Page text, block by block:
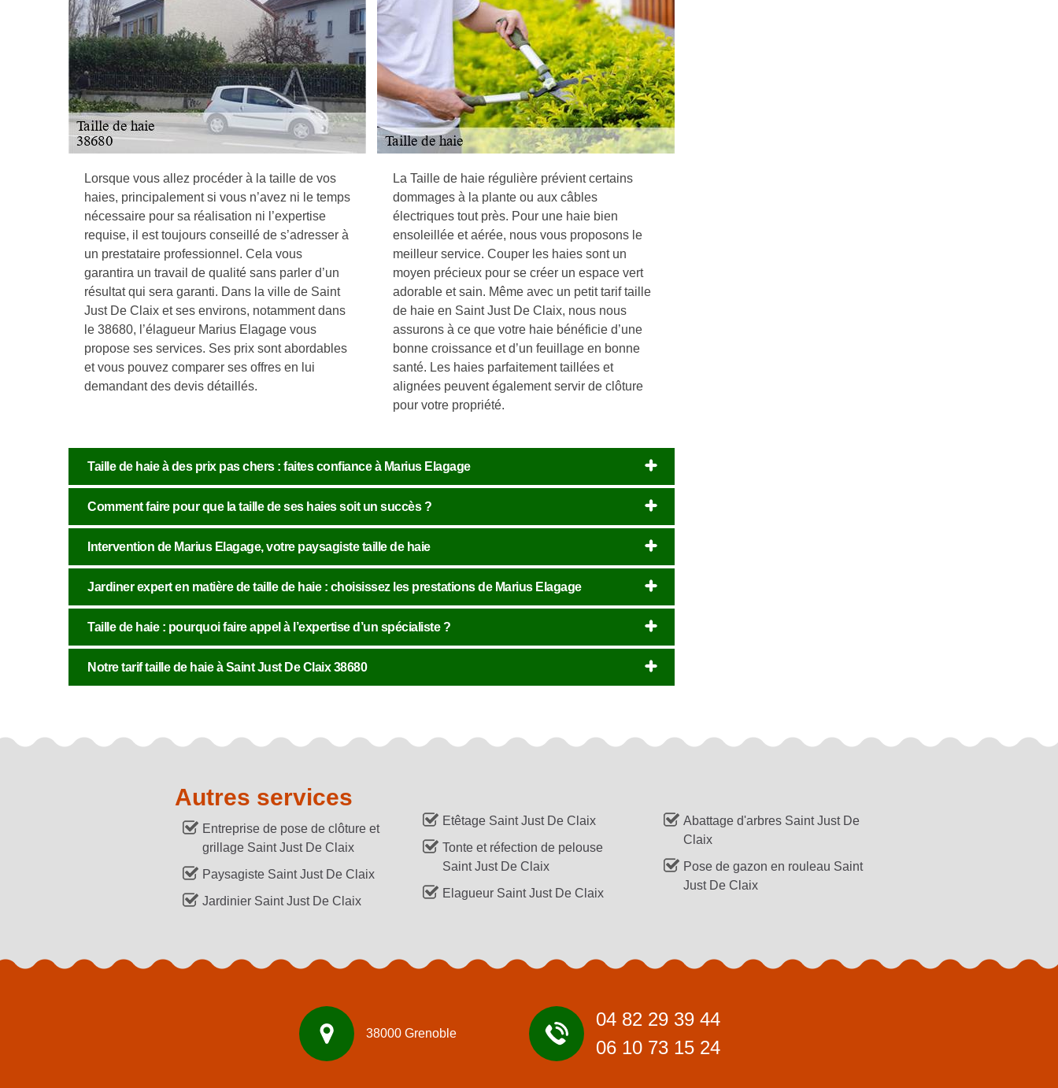
Lorsque vous allez procéder à la taille de vos
haies, principalement si vous n’avez ni le temps
nécessaire pour sa réalisation ni l’expertise
requise, il est toujours conseillé de s’adresser à
un prestataire professionnel. Cela vous
garantira un travail de qualité sans parler d’un
résultat qui sera garanti. Dans la ville de Saint
Just De Claix et ses environs, notamment dans
le 38680, l’élagueur Marius Elagage vous
propose ses services. Ses prix sont abordables
et vous pouvez comparer ses offres en lui
demandant des devis détaillés.
La Taille de haie régulière prévient certains
dommages à la plante ou aux câbles
électriques tout près. Pour une haie bien
ensoleillée et aérée, nous vous proposons le
meilleur service. Couper les haies sont un
moyen précieux pour se créer un espace vert
adorable et sain. Même avec un petit tarif taille
de haie en Saint Just De Claix, nous nous
assurons à ce que votre haie bénéficie d’une
bonne croissance et d’un feuillage en bonne
santé. Les haies parfaitement taillées et
alignées peuvent également servir de clôture
pour votre propriété.
Taille de haie à des prix pas chers : faites confiance à Marius Elagage
Comment faire pour que la taille de ses haies soit un succès ?
Intervention de Marius Elagage, votre paysagiste taille de haie
Jardiner expert en matière de taille de haie : choisissez les prestations de Marius Elagage
Taille de haie : pourquoi faire appel à l’expertise d’un spécialiste ?
Notre tarif taille de haie à Saint Just De Claix 38680
Autres services
Entreprise de pose de clôture et
grillage Saint Just De Claix
Paysagiste Saint Just De Claix
Jardinier Saint Just De Claix
Etêtage Saint Just De Claix
Tonte et réfection de pelouse
Saint Just De Claix
Elagueur Saint Just De Claix
Abattage d'arbres Saint Just De
Claix
Pose de gazon en rouleau Saint
Just De Claix
38000 Grenoble
04 82 29 39 44
06 10 73 15 24